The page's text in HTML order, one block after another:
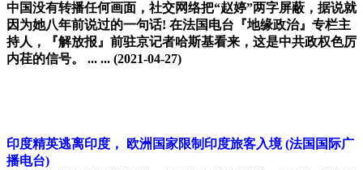
中国没有转播任何画面，社交网络把“赵婷”两字屏蔽，据说就
因为她八年前说过的一句话! 在法国电台『地缘政治』专栏主
持人，『解放报』前驻京记者哈斯基看来，这是中共政权色厉
内荏的信号。 ... ... (2021-04-27)
印度精英逃离印度， 欧洲国家限制印度旅客入境 (法国国际广
播电台)